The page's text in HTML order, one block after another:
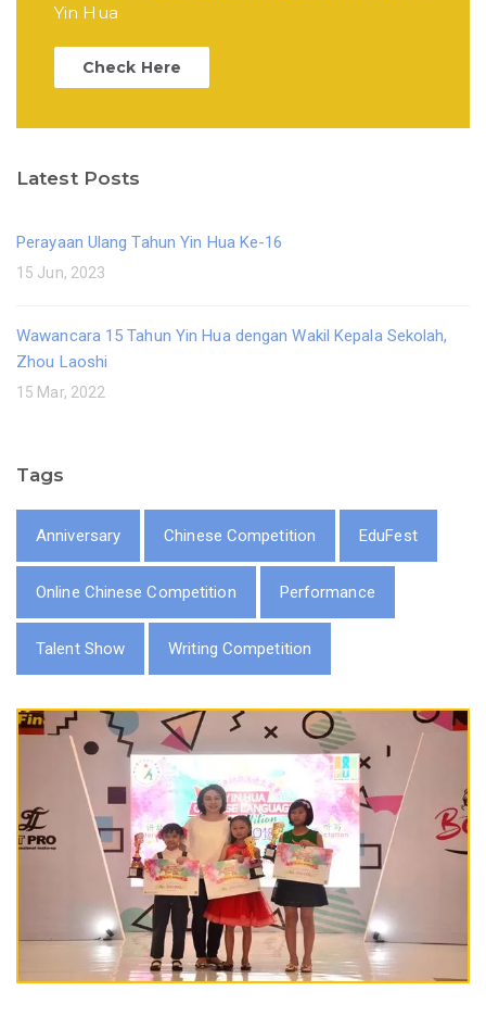
Yin Hua
Check Here
Latest Posts
Perayaan Ulang Tahun Yin Hua Ke-16
15 Jun, 2023
Wawancara 15 Tahun Yin Hua dengan Wakil Kepala Sekolah,
Zhou Laoshi
15 Mar, 2022
Tags
Anniversary Chinese Competition EduFest
Online Chinese Competition Performance
Talent Show Writing Competition